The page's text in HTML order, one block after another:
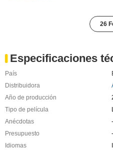
26
Especificaciones
País
Distribuidora
Año de producción
Tipo de película
Anécdotas
-
Presupuesto
-
Idiomas